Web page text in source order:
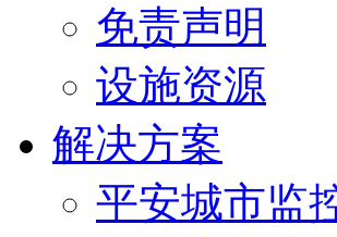
免责声明
设施资源
解决方案
平安城市监